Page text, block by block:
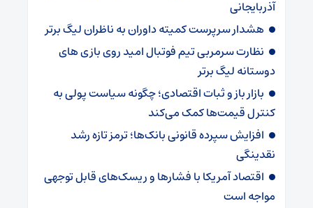
آذربایجانی
هشدار سرپرست ‌کمیته داوران به ناظران لیگ برتر
نظارت سرمربی تیم‌ فوتبال امید روی بازی های
دوستانه لیگ برتر
بازار باز و ثبات اقتصادی؛ چگونه سیاست پولی به
کنترل قیمت‌ها کمک می‌کند
افزایش سپرده قانونی بانک‌ها؛ ترمز تازه رشد
نقدینگی
اقتصاد آمریکا با فشارها و ریسک‌های قابل توجهی
مواجه است